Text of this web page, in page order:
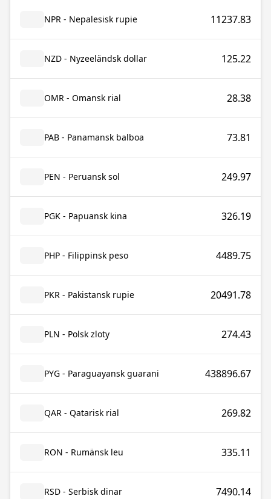
NPR - Nepalesisk rupie 11237.83
NZD - Nyzeeländsk dollar 125.22
OMR - Omansk rial 28.38
PAB - Panamansk balboa 73.81
PEN - Peruansk sol 249.97
PGK - Papuansk kina 326.19
PHP - Filippinsk peso 4489.75
PKR - Pakistansk rupie 20491.78
PLN - Polsk zloty 274.43
PYG - Paraguayansk guarani 438896.67
QAR - Qatarisk rial 269.82
RON - Rumänsk leu 335.11
RSD - Serbisk dinar 7490.14